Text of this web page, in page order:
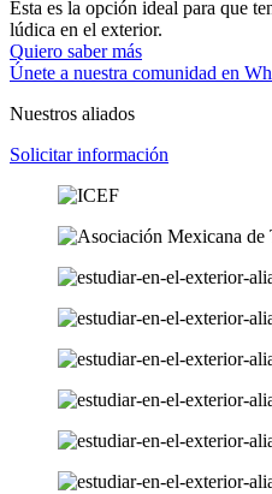
Esta es la opción ideal para que
lúdica en el exterior.
Quiero saber más
Únete a nuestra comunidad en
Nuestros aliados
Solicitar información